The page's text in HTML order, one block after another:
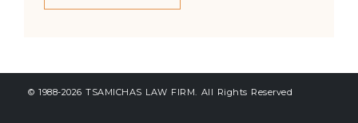
© 1988-2026 TSAMICHAS LAW FIRM. All Rights Reserved